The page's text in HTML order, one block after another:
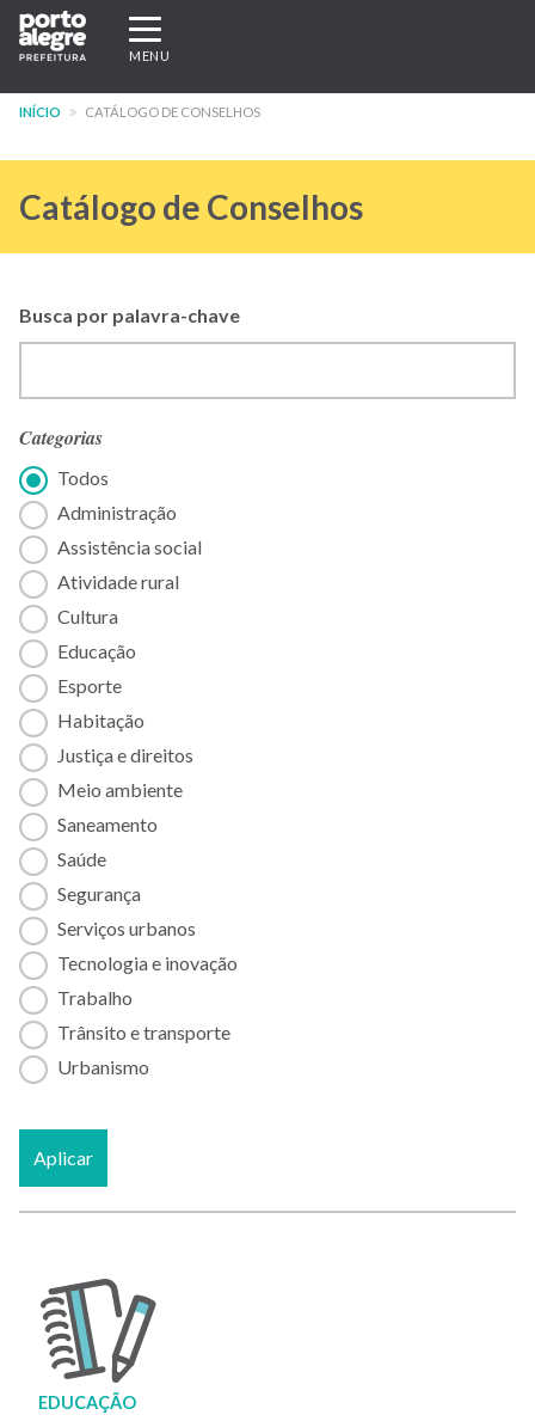
Pular
para
conteúdo
Expandir/recolher
navegação
MENU
INÍCIO CATÁLOGO DE CONSELHOS
Catálogo de Conselhos
Busca por palavra-chave
Categorias
Todos
Administração
Assistência social
Atividade rural
Cultura
Educação
Esporte
Habitação
Justiça e direitos
Meio ambiente
Saneamento
Saúde
Segurança
Serviços urbanos
Tecnologia e inovação
Trabalho
Trânsito e transporte
Urbanismo
Aplicar
EDUCAÇÃO